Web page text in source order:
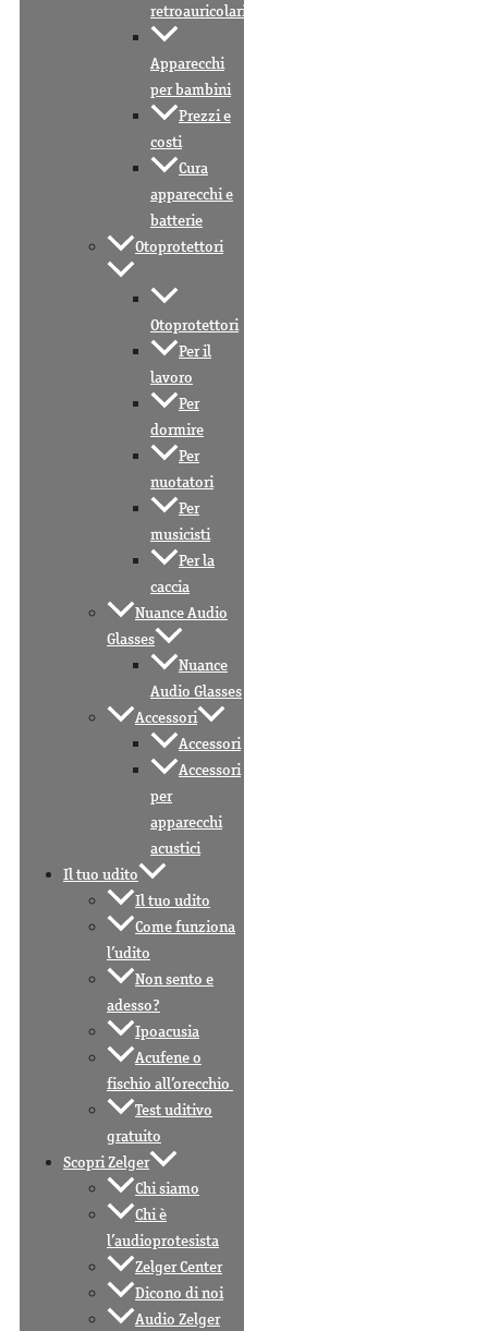
retroauricolari
Apparecchi
per bambini
Prezzi e
costi
Cura
apparecchi e
batterie
Otoprotettori
Otoprotettori
Per il
lavoro
Per
dormire
Per
nuotatori
Per
musicisti
Per la
caccia
Nuance Audio
Glasses
Nuance
Audio Glasses
Accessori
Accessori
Accessori
per
apparecchi
acustici
Il tuo udito
Il tuo udito
Come funziona
l’udito
Non sento e
adesso?
Ipoacusia
Acufene o
fischio all’orecchio
Test uditivo
gratuito
Scopri Zelger
Chi siamo
Chi è
l’audioprotesista
Zelger Center
Dicono di noi
Audio Zelger